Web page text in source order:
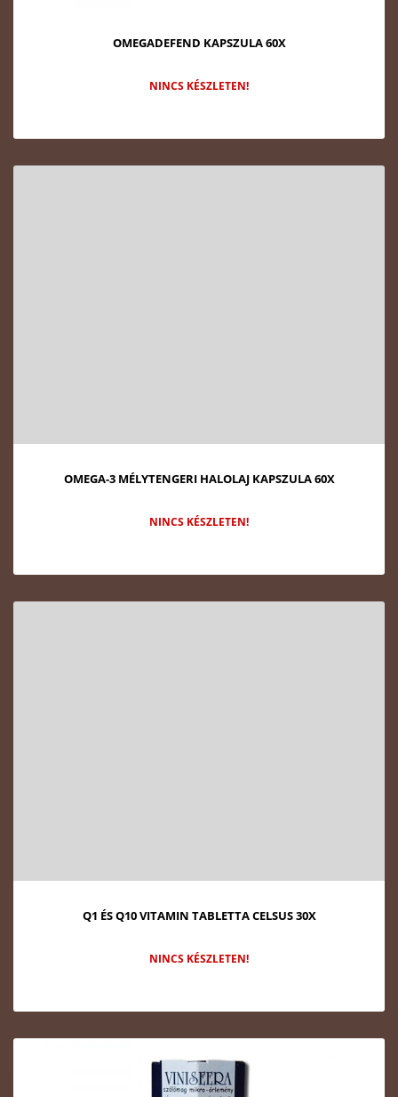
OMEGADEFEND KAPSZULA 60X
NINCS KÉSZLETEN!
OMEGA-3 MÉLYTENGERI HALOLAJ KAPSZULA 60X
NINCS KÉSZLETEN!
Q1 ÉS Q10 VITAMIN TABLETTA CELSUS 30X
NINCS KÉSZLETEN!